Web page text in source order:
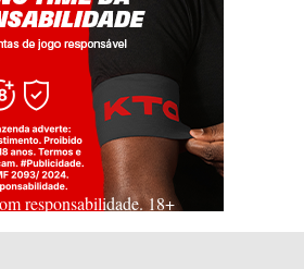
responsabilidade. 18+